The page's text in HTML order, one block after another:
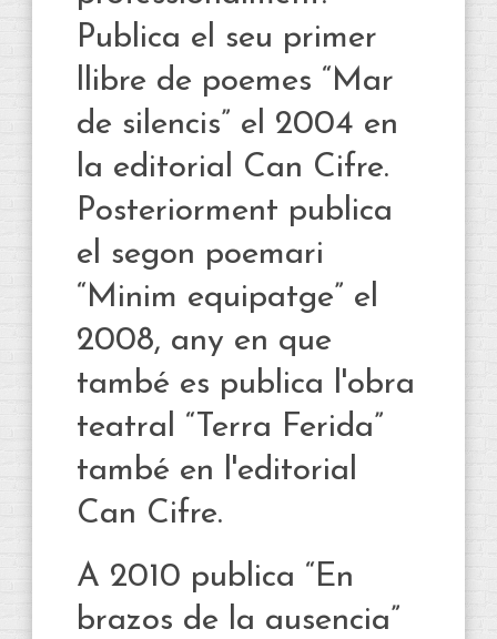
Publica el seu primer
llibre de poemes “Mar
de silencis” el 2004 en
la editorial Can Cifre.
Posteriorment publica
el segon poemari
“Minim equipatge” el
2008, any en que
també es publica l'obra
teatral “Terra Ferida”
també en l'editorial
Can Cifre.
A 2010 publica “En
brazos de la ausencia”